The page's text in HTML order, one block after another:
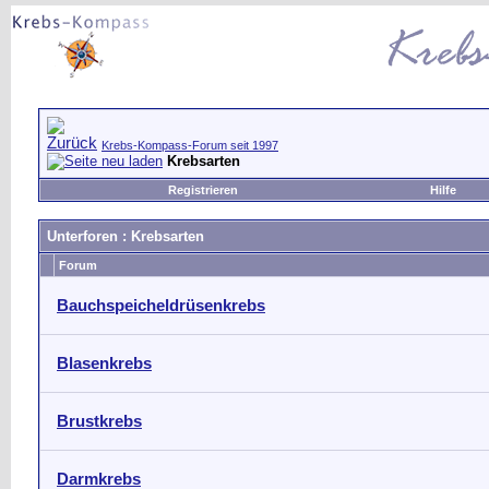
Krebs-Kompass-Forum seit 1997
Krebsarten
Registrieren Hilfe
Unterforen : Krebsarten
Forum
Bauchspeicheldrüsenkrebs
Blasenkrebs
Brustkrebs
Darmkrebs